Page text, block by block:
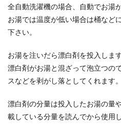
全自動洗濯機の場合、自動でお湯
お湯では温度が低い場合は桶など
下さい。
お湯を注いだら漂白剤を投入します
漂白剤がお湯と混ざって泡立つの
スなどを剥がし落としてくれます。
漂白剤の分量は投入したお湯の量
載している分量を読んでから使用